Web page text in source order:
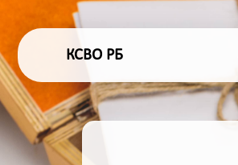
КСВО РБ